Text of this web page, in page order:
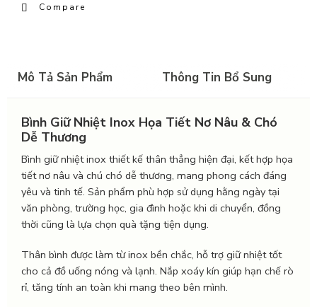
Compare
Mô Tả Sản Phẩm Thông Tin Bổ Sung
Bình Giữ Nhiệt Inox Họa Tiết Nơ Nâu & Chó
Dễ Thương
Bình giữ nhiệt inox thiết kế thân thẳng hiện đại, kết hợp họa
tiết nơ nâu và chú chó dễ thương, mang phong cách đáng
yêu và tinh tế. Sản phẩm phù hợp sử dụng hằng ngày tại
văn phòng, trường học, gia đình hoặc khi di chuyển, đồng
thời cũng là lựa chọn quà tặng tiện dụng.
Thân bình được làm từ inox bền chắc, hỗ trợ giữ nhiệt tốt
cho cả đồ uống nóng và lạnh. Nắp xoáy kín giúp hạn chế rò
rỉ, tăng tính an toàn khi mang theo bên mình.